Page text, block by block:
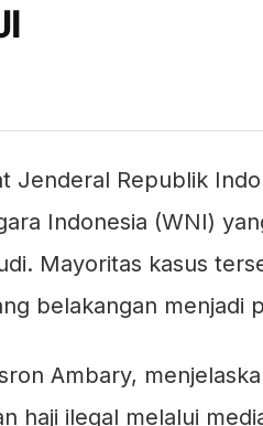
Jenderal Republik
Indonesia (WNI)
Mayoritas kasus
belakangan menjadi
Ambary,
haji ilegal melalui